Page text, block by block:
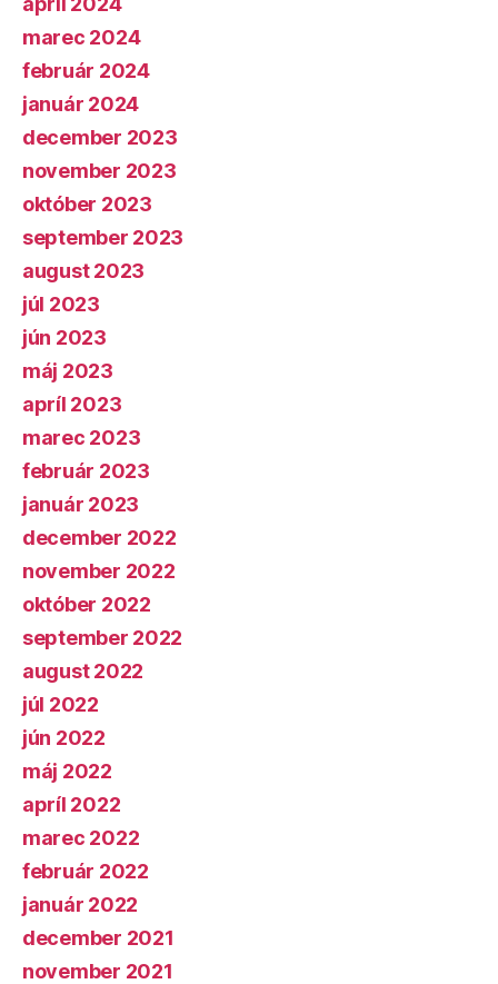
marec 2024
február 2024
január 2024
december 2023
november 2023
október 2023
september 2023
august 2023
júl 2023
jún 2023
máj 2023
apríl 2023
marec 2023
február 2023
január 2023
december 2022
november 2022
október 2022
september 2022
august 2022
júl 2022
jún 2022
máj 2022
apríl 2022
marec 2022
február 2022
január 2022
december 2021
november 2021